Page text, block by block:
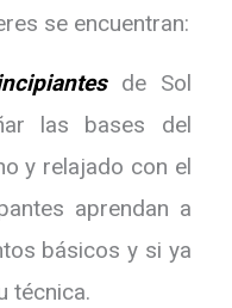
se encuentran:
de Sol
las bases del
y relajado con el
aprendan a
básicos y si ya
técnica.